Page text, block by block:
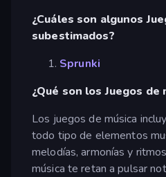
¿Cuáles son algunos
subestimados?
Sprunki
¿Qué son los Juegos de
Los juegos de música
todo tipo de elementos
melodías, armonías y
música te retan a pulsar